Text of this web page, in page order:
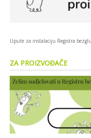
Upute za instalaciju Registra
ZA PROIZVOĐAČE